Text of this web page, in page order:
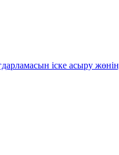
іске асыру